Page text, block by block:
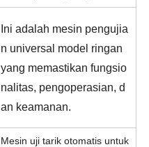
Ini adalah mesin pengujia
n universal model ringan
yang memastikan fungsio
nalitas, pengoperasian, d
an keamanan.
Mesin uji tarik otomatis untuk